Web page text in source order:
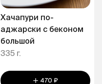
Хачапури по-
аджарски с беконом
большой
335 г.
470 ₽